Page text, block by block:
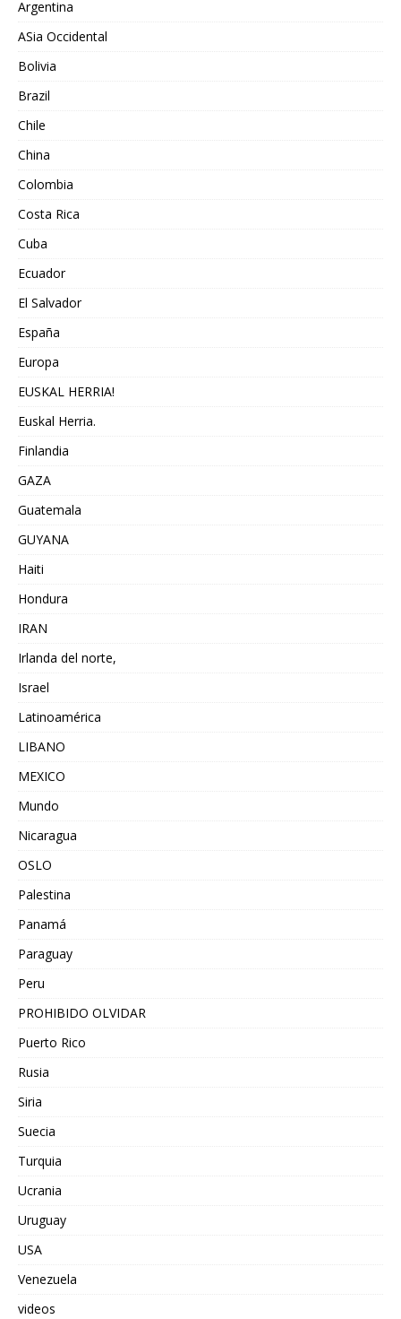
Argentina
ASia Occidental
Bolivia
Brazil
Chile
China
Colombia
Costa Rica
Cuba
Ecuador
El Salvador
España
Europa
EUSKAL HERRIA!
Euskal Herria.
Finlandia
GAZA
Guatemala
GUYANA
Haiti
Hondura
IRAN
Irlanda del norte,
Israel
Latinoamérica
LIBANO
MEXICO
Mundo
Nicaragua
OSLO
Palestina
Panamá
Paraguay
Peru
PROHIBIDO OLVIDAR
Puerto Rico
Rusia
Siria
Suecia
Turquia
Ucrania
Uruguay
USA
Venezuela
videos